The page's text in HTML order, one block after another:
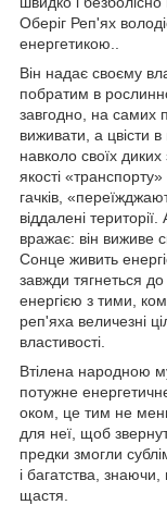
Оберіг Реп'ях
енергетикою..
Він надає своєму
побратим в
завгодно, на самих
виживати, а цвісти
навколо своїх
якості
гачків,
віддалені
вражає: він виживе
Сонце живить
завжди тягнеться
енергією з тими,
реп'яха величезні
властивості.
Втілена народною
потужне
оком, це тим не
для неї, щоб
предки змогли
і багатства,
щастя.